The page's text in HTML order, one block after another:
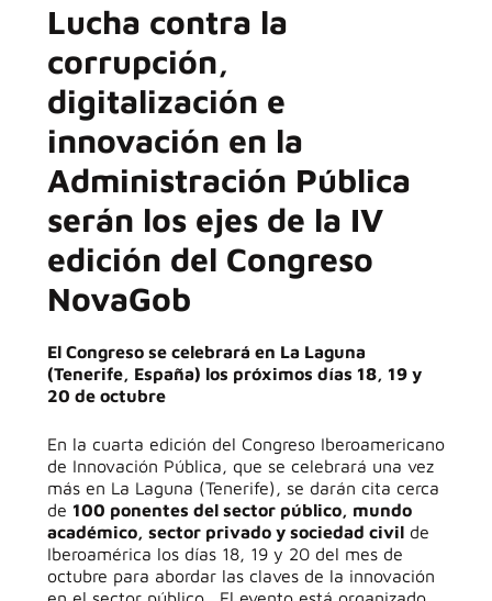
Lucha contra la
corrupción,
digitalización e
innovación en la
Administración Pública
serán los ejes de la IV
edición del Congreso
NovaGob
El Congreso se celebrará en La Laguna
(Tenerife, España) los próximos días 18, 19 y
20 de octubre
En la cuarta edición del Congreso Iberoamericano
de Innovación Pública, que se celebrará una vez
más en La Laguna (Tenerife), se darán cita cerca
de 100 ponentes del sector público, mundo
académico, sector privado y sociedad civilde
Iberoamérica los días 18, 19 y 20 del mes de
octubre para abordar las claves de la innovación